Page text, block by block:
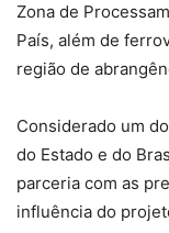
Zona de
País, além de
região de
Considerado um
do Estado e do
parceria com as
influência do